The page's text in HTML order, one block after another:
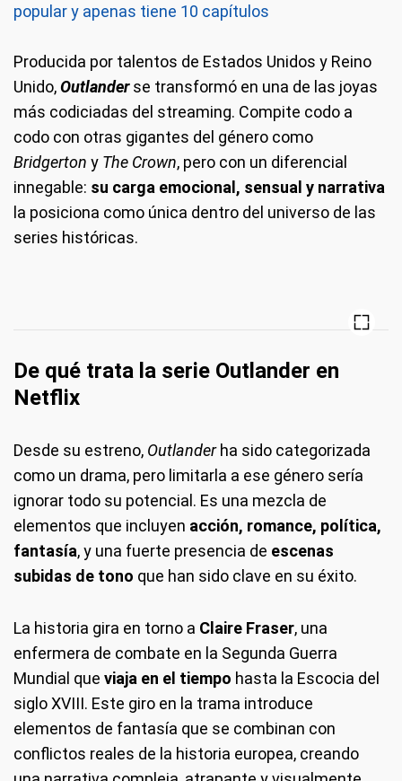
popular y apenas tiene 10 capítulos
Producida por talentos de Estados Unidos y Reino
Unido,Outlanderse transformó en una de las joyas
más codiciadas del streaming. Compite codo a
codo con otras gigantes del género como
Bridgerton y The Crown, pero con un diferencial
innegable: su carga emocional, sensual y narrativa
la posiciona como única dentro del universo de las
series históricas.
De qué trata la serie Outlander en
Netflix
Desde su estreno, Outlanderha sido categorizada
como un drama, pero limitarla a ese género sería
ignorar todo su potencial. Es una mezcla de
elementos que incluyen acción, romance, política,
fantasía, y una fuerte presencia de escenas
subidas de tono que han sido clave en su éxito.
La historia gira en torno a Claire Fraser, una
enfermera de combate en la Segunda Guerra
Mundial que viaja en el tiempo hasta la Escocia del
siglo XVIII. Este giro en la trama introduce
elementos de fantasía que se combinan con
conflictos reales de la historia europea, creando